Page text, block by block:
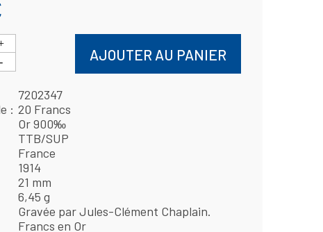
AJOUTER AU PANIER
7202347
20 Francs
Or 900‰
TTB/SUP
France
1914
21 mm
6,45 g
Gravée par Jules-Clément Chaplain.
Francs en Or